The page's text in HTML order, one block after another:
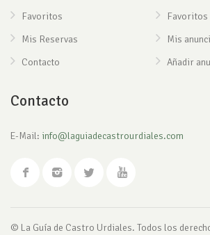
Favoritos
Mis Reservas
Contacto
Favoritos
Mis
Añadir
Contacto
E-Mail: info@laguiadecastrourdiales.com
© La Guía de Castro Urdiales. Todos los